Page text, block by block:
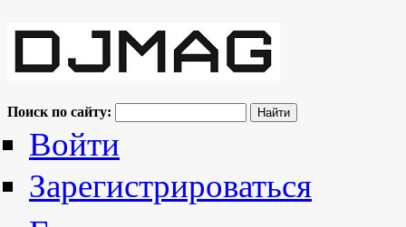
Поиск по сайту:
Войти
Зарегистрироваться